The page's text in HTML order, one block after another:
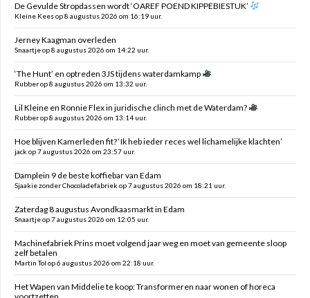
De Gevulde Stropdassen wordt ‘OAREF POEND KIPPEBIESTUK’
Kleine Kees op 8 augustus 2026 om 16:19 uur.
Jerney Kaagman overleden
Snaartje op 8 augustus 2026 om 14:22 uur.
‘The Hunt’ en optreden 3JS tijdens waterdamkamp
Rubber op 8 augustus 2026 om 13:32 uur.
Lil Kleine en Ronnie Flex in juridische clinch met de Waterdam?
Rubber op 8 augustus 2026 om 13:14 uur.
Hoe blijven Kamerleden fit? ‘Ik heb ieder reces wel lichamelijke klachten’
jack op 7 augustus 2026 om 23:57 uur.
Damplein 9 de beste koffiebar van Edam
Sjaakie zonder Chocoladefabriek op 7 augustus 2026 om 18:21 uur.
Zaterdag 8 augustus Avondkaasmarkt in Edam
Snaartje op 7 augustus 2026 om 12:05 uur.
Machinefabriek Prins moet volgend jaar weg en moet van gemeente sloop
zelf betalen
Martin Tol op 6 augustus 2026 om 22:18 uur.
Het Wapen van Middelie te koop: Transformeren naar wonen of horeca